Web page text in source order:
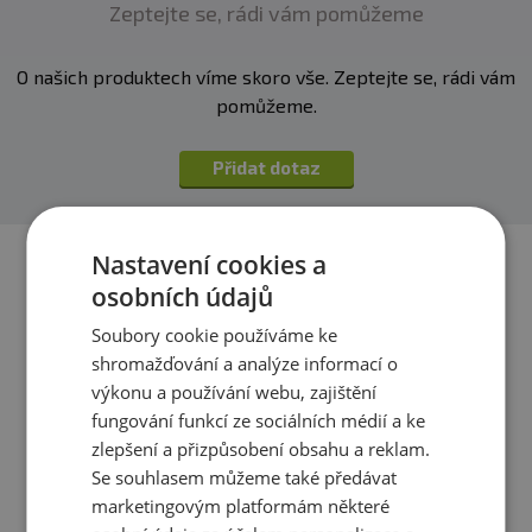
Zeptejte se, rádi vám pomůžeme
O našich produktech víme skoro vše. Zeptejte se, rádi vám
pomůžeme.
Přidat dotaz
MedPharma Křemík 30 mg +
Amix B-Complex + Vitamin C,
Nastavení cookies a
osobních údajů
Soubory cookie používáme ke
shromažďování a analýze informací o
výkonu a používání webu, zajištění
fungování funkcí ze sociálních médií a ke
zlepšení a přizpůsobení obsahu a reklam.
Se souhlasem můžeme také předávat
marketingovým platformám některé